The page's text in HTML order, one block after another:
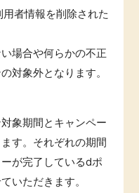
者情報を削除された
場合や何らかの不正
対象外となります。
象期間とキャンペー
す。それぞれの期間
が完了しているdポ
いただきます。